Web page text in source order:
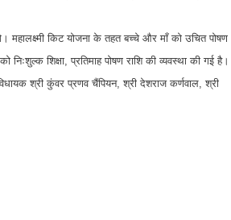
किट योजना के तहत बच्चे और माँ को उचित पोषण
शिक्षा, प्रतिमाह पोषण राशि की व्यवस्था की गई है।
श्री कुंवर प्रणव चैंपियन, श्री देशराज कर्णवाल, श्री